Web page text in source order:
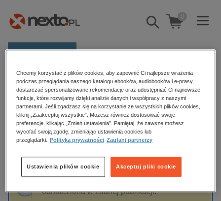
Pokaż/schowaj
wyszukiwarkę
0
E-prasa
Kategorie
Zobacz wszystkie E-prasa
budownictwo, aranżacja wnętrz
biznesowe, branżowe, gospodarka
edukacja
hobby, sport, rozrywka
Strona główna Jarosław Jerzykowski
Jarosław Jerzykowski
Sortowanie Filtrowanie
odnaleziona w żadnej publikacji.
Chcemy korzystać z plików cookies, aby zapewnić Ci najlepsze wrażenia
podczas przeglądania naszego katalogu ebooków, audiobooków i e-prasy,
dostarczać spersonalizowane rekomendacje oraz udostępniać Ci najnowsze
funkcje, które rozwijamy dzięki analizie danych i współpracy z naszymi
partnerami. Jeśli zgadzasz się na korzystanie ze wszystkich plików cookies,
kliknij „Zaakceptuj wszystkie”. Możesz również dostosować swoje
preferencje, klikając „Zmień ustawienia”. Pamiętaj, że zawsze możesz
wycofać swoją zgodę, zmieniając ustawienia cookies lub
przeglądarki.
Polityka prywatności Zaufani partnerzy
Akceptuj pliki cookie
Ustawienia plików cookie